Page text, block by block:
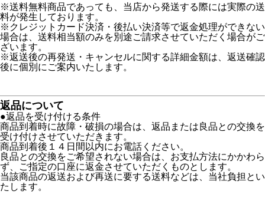
※送料無料商品であっても、当店から発送する際には実際の送
料が発生しております。
※クレジットカード決済・後払い決済等で返金処理ができない
場合は、送料相当額のみを別途ご請求させていただく場合がご
ざいます。
※返送後の再発送・キャンセルに関する詳細金額は、返送確認
後に個別にご案内いたします。
返品について
●返品を受け付ける条件
商品到着時に故障・破損の場合は、返品または良品との交換を
受け付けさせていただきます。
商品到着後１４日間以内にお電話ください。
良品との交換をご希望されない場合は、お支払方法にかかわら
ず、ご指定の口座に返金させていただくものとします。
当該商品の返送および再送に要する送料などは、当社負担とい
たします。